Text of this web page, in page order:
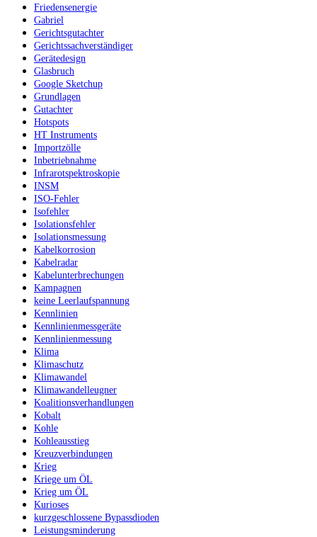
Friedensenergie
Gabriel
Gerichtsgutachter
Gerichtssachverständiger
Gerätedesign
Glasbruch
Google Sketchup
Grundlagen
Gutachter
Hotspots
HT Instruments
Importzölle
Inbetriebnahme
Infrarotspektroskopie
INSM
ISO-Fehler
Isofehler
Isolationsfehler
Isolationsmessung
Kabelkorrosion
Kabelradar
Kabelunterbrechungen
Kampagnen
keine Leerlaufspannung
Kennlinien
Kennlinienmessgeräte
Kennlinienmessung
Klima
Klimaschutz
Klimawandel
Klimawandelleugner
Koalitionsverhandlungen
Kobalt
Kohle
Kohleausstieg
Kreuzverbindungen
Krieg
Kriege um ÖL
Krieg um ÖL
Kurioses
kurzgeschlossene Bypassdioden
Leistungsminderung